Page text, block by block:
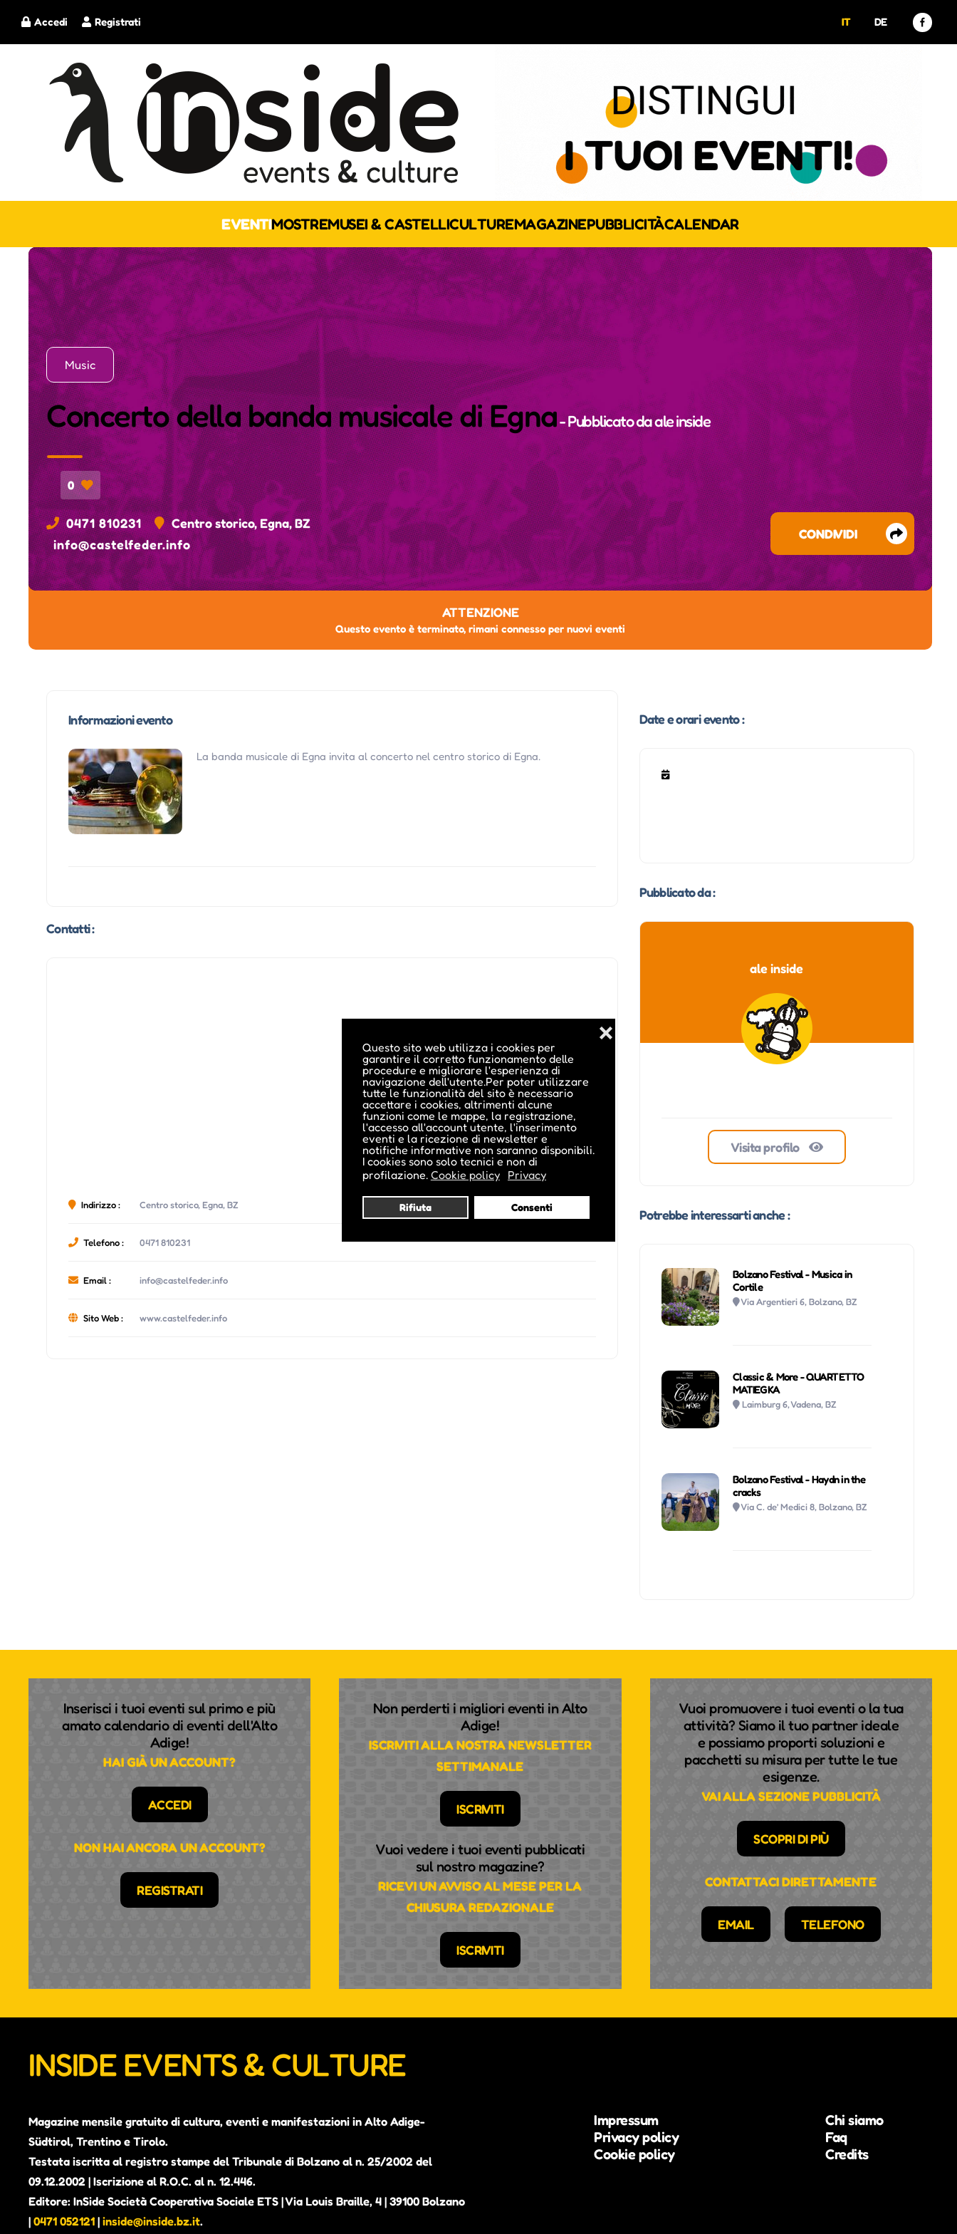
Questo sito web utilizza i cookies per
garantire il corretto funzionamento delle
procedure e migliorare l'esperienza di
navigazione dell'utente.Per poter utilizzare
tutte le funzionalità del sito è necessario
accettare i cookies, altrimenti alcune
funzioni come le mappe, la registrazione,
l'accesso all'account utente, l'inserimento
eventi e la ricezione di newsletter e
notifiche informative non saranno disponibili.
I cookies sono solo tecnici e non di
profilazione. Cookie policy Privacy
Rifiuta Consenti
❌
Registrati
Accedi IT DE
EVENTIMOSTREMUSEI & CASTELLICULTUREMAGAZINEPUBBLICITÀCALENDAR
Music
Concerto della banda musicale di Egna- Pubblicato daale inside
0
0471 810231
Centro storico, Egna, BZ
info@castelfeder.info
CONDIVIDI
ATTENZIONE
Questo evento è terminato, rimani connesso per nuovi eventi
Informazioni evento
La banda musicale di Egna invita al concerto nel centro storico di Egna.
Contatti :
Indirizzo : Centro storico, Egna, BZ
Telefono : 0471 810231
Email : info@castelfeder.info
Sito Web : www.castelfeder.info
Date e orari evento :
Pubblicato da :
ale inside
Visita profilo
Potrebbe interessarti anche :
Bolzano Festival - Musica in
Cortile
Via Argentieri 6, Bolzano, BZ
Classic & More - QUARTETTO
MATIEGKA
Laimburg 6, Vadena, BZ
Bolzano Festival - Haydn in the
cracks
Via C. de’ Medici 8, Bolzano, BZ
Inserisci i tuoi eventi sul primo e più
amato calendario di eventi dell'Alto
Adige!
HAI GIÀ UN ACCOUNT?
ACCEDI
NON HAI ANCORA UN ACCOUNT?
REGISTRATI
Non perderti i migliori eventi in Alto
Adige!
ISCRIVITI ALLA NOSTRA NEWSLETTER
SETTIMANALE
ISCRIVITI
Vuoi vedere i tuoi eventi pubblicati
sul nostro magazine?
RICEVI UN AVVISO AL MESE PER LA
CHIUSURA REDAZIONALE
ISCRIVITI
Vuoi promuovere i tuoi eventi o la tua
attività? Siamo il tuo partner ideale
e possiamo proporti soluzioni e
pacchetti su misura per tutte le tue
esigenze.
VAI ALLA SEZIONE PUBBLICITÀ
SCOPRI DI PIÙ
CONTATTACI DIRETTAMENTE
EMAIL TELEFONO
INSIDE EVENTS & CULTURE
Magazine mensile gratuito di cultura, eventi e manifestazioni in Alto Adige-
Südtirol, Trentino e Tirolo.
Testata iscritta al registro stampe del Tribunale di Bolzano al n. 25/2002 del
09.12.2002 | Iscrizione al R.O.C. al n. 12.446.
Editore: InSide Società Cooperativa Sociale ETS | Via Louis Braille, 4 | 39100 Bolzano
| 0471 052121 | inside@inside.bz.it.
Impressum
Privacy policy
Cookie policy
Chi siamo
Faq
Credits